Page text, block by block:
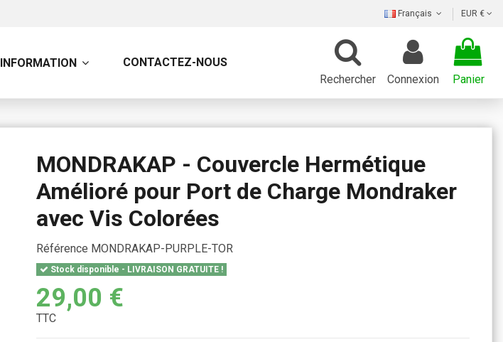
Français EUR €
INFORMATION
CONTACTEZ-NOUS
Rechercher
Connexion Panier
MONDRAKAP - Couvercle Hermétique
Amélioré pour Port de Charge Mondraker
avec Vis Colorées
Référence MONDRAKAP-PURPLE-TOR
Stock disponible - LIVRAISON GRATUITE !
29,00 €
TTC